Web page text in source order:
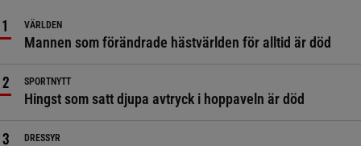
VÄRLDEN
Mannen som förändrade hästvärlden för alltid är död
SPORTNYTT
Hingst som satt djupa avtryck i hoppaveln är död
DRESSYR